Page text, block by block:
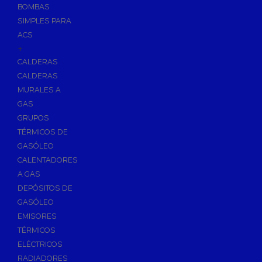
Sumideros para Piscinas
Accesorios para Piscinas
Productos Químicos para Piscinas
Reguladores de PH
Antialgas para Piscinas
Floculante para Piscinas
Cloro para Piscinas
Desinfección de Piscinas sin Cloro
Invernaje de Piscinas
Limpiadores de Piscinas
Kits Analizadores
Dosificadores
Riego, Jardín y Fuentes
BOMBAS
SIMPLES PARA
ACS
+
CALDERAS
CALDERAS
MURALES A
GAS
GRUPOS
TÉRMICOS DE
GASÓLEO
CALENTADORES
A GAS
DEPÓSITOS DE
GASÓLEO
EMISORES
TÉRMICOS
ELÉCTRICOS
RADIADORES